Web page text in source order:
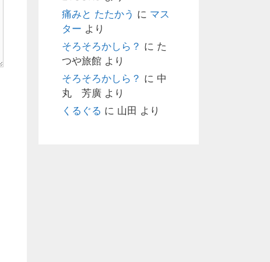
痛みと たたかう に マス
ター より
そろそろかしら？ に た
つや旅館 より
そろそろかしら？ に 中
丸 芳廣 より
くるぐる に 山田 より